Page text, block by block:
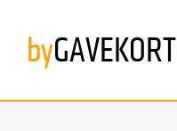
byGAVEKORT